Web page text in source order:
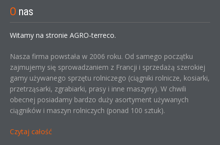
O nas
Witamy na stronie AGRO-terreco.
Nasza firma powstała w 2006 roku. Od samego początku
zajmujemy się sprowadzaniem z Francji i sprzedażą szerokiej
gamy używanego sprzętu rolniczego (ciągniki rolnicze, kosiarki,
przetrząsarki, zgrabiarki, prasy i inne maszyny). W chwili
obecnej posiadamy bardzo duży asortyment używanych
ciągników i maszyn rolniczych (ponad 100 sztuk).
Czytaj całość